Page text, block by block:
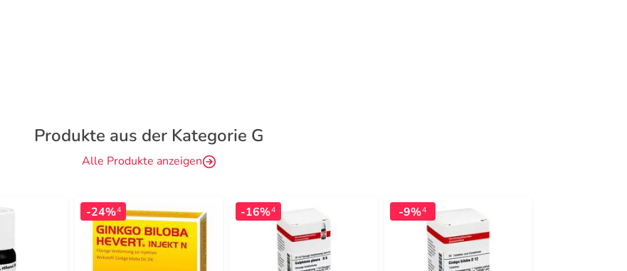
Produkte aus der Kategorie G
Alle Produkte anzeigen
-24%4 -16%4 -9%4